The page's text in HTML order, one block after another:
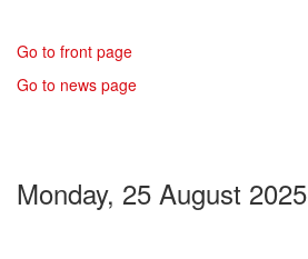
Go to front page
Go to news page
Monday, 25 August 2025